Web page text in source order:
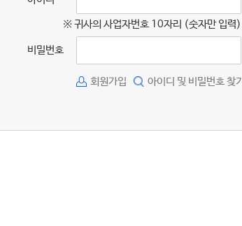
※ 귀사의 사업자번호 10자리 (숫자만 입력)
비밀번호
회원가입 아이디 및 비밀번호 찾기